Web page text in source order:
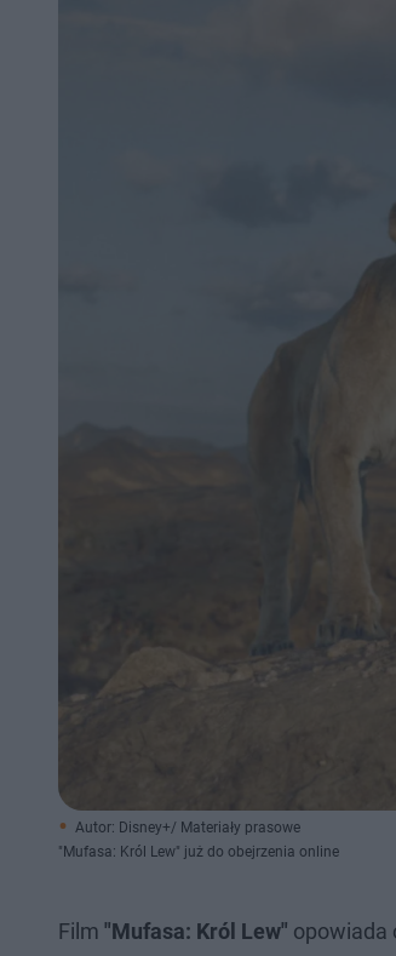
Autor: Disney+/ Materiały prasowe
"Mufasa: Król Lew" już do obejrzenia online
Film "Mufasa: Król Lew" opowiada